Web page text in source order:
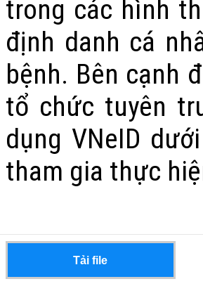
trong các hình
định danh cá
bệnh. Bên cạnh
tổ chức tuyên
dụng VNeID
tham gia thực
Tải file